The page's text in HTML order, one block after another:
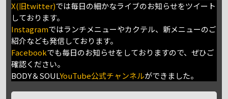
X(旧twitter)では毎日の細かなライブのお知らせをツイート
しております。
Instagramではランチメニューやカクテル、新メニューのご
紹介なども発信しております。
Facebookでも毎日のお知らせをしておりますので、ぜひご
確認ください。
BODY＆SOULYouTube公式チャンネルができました。